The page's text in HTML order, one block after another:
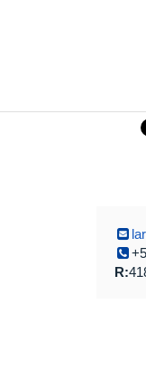
R: